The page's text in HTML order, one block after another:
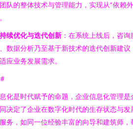
队的整体技术与管理能力，实现从“依赖
续优化与迭代创新 ：在系统上线后，咨
数据分析乃至基于新技术的迭代创新建
应业务发展需求。
化是时代赋予的命题，企业信息化管理
决定了企业在数字化时代的生存状态与
务，如同一位经验丰富的向导和建筑师